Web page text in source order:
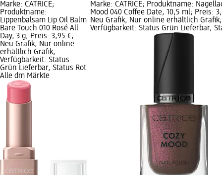
Marke: CATRICE;
Produktname:
Lippenbalsam Lip Oil Balm
Bare Touch 010 Rosé All
Day, 3 g; Preis: 3,95 €;
Neu Grafik, Nur online
erhältlich Grafik;
Verfügbarkeit: Status
Grün Lieferbar, Status Rot
Alle dm Märkte
Marke: CATRICE; Produktname:
Mood 040 Coffee Date, 10,5 ml; Preis:
Neu Grafik, Nur online erhältlich Grafik;
Verfügbarkeit: Status Grün Lieferbar,